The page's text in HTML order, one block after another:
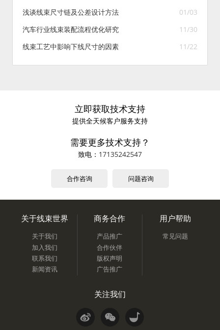
01/03
浅谈线束尺寸链及公差设计方法
11/30
汽车行业线束装配流程优化研究
11/22
线束工艺中影响下线尺寸的因素
立即获取技术支持
提供全天候客户服务支持
需要更多技术支持？
致电： 17135242547
合作咨询 问题咨询
关于线束世界
关于我们
加入我们
联系我们
新闻资讯
商务合作
产品推广
合作伙伴
版权声明
广告推广
用户帮助
常见问题
关注我们